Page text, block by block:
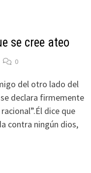
se cree ateo
0
del otro lado del
declara firmemente
dice que
contra ningún dios,